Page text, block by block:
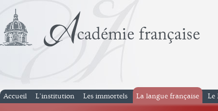
Accueil L’institution Les immortels La langue française Le